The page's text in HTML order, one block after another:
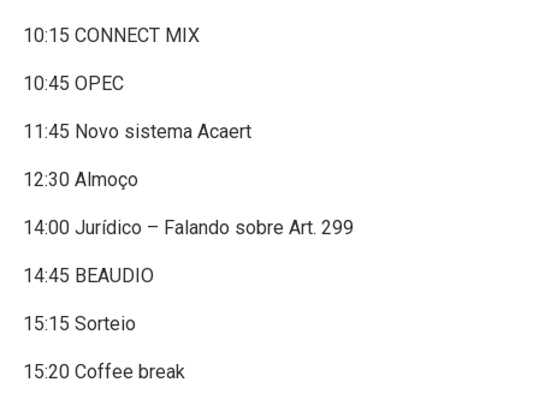
10:15 CONNECT MIX
10:45 OPEC
11:45 Novo sistema Acaert
12:30 Almoço
14:00 Jurídico – Falando sobre Art. 299
14:45 BEAUDIO
15:15 Sorteio
15:20 Coffee break